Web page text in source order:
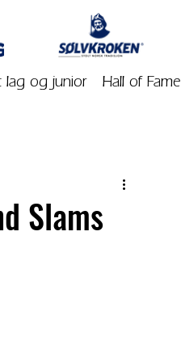
lag og junior Hall of Fame
Slams